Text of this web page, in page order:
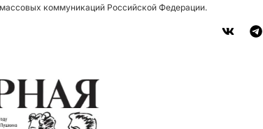
коммуникаций Российской Федерации.